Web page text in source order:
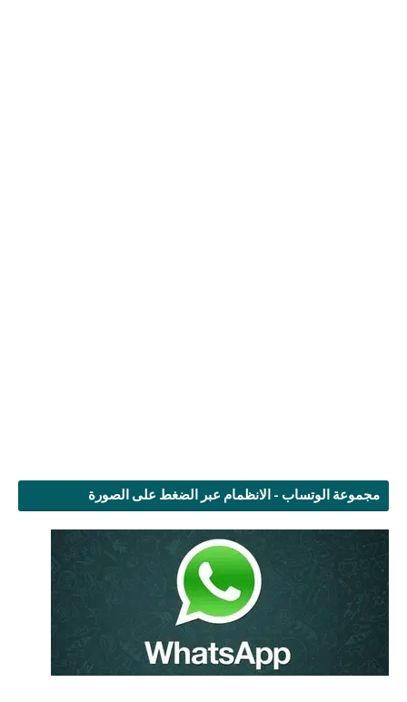
مجموعة الوتساب - الانظمام عبر الضغط على الصورة